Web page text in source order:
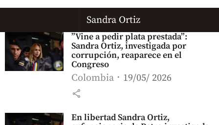
Sandra Ortiz
”Vine a pedir plata prestada”:
Sandra Ortiz, investigada por
corrupción, reaparece en el
Congreso
Colombia 19/05/ 2026
share
En libertad Sandra Ortiz,